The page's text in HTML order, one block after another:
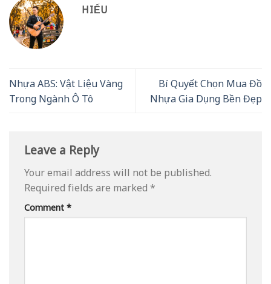
HIẾU
Nhựa ABS: Vật Liệu Vàng
Trong Ngành Ô Tô
Bí Quyết Chọn Mua Đồ
Nhựa Gia Dụng Bền Đẹp
Leave a Reply
Your email address will not be published.
Required fields are marked*
Comment*